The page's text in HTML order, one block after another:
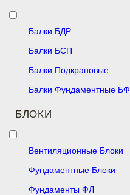
Балки БДР
Балки БСП
Балки Подкрановые
Балки Фундаментные БФ
БЛОКИ
Вентиляционные Блоки
Фундаментные Блоки
Фундаменты ФЛ